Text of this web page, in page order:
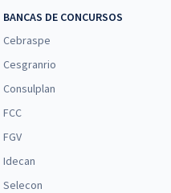
BANCAS DE CONCURSOS
Cebraspe
Cesgranrio
Consulplan
FCC
FGV
Idecan
Selecon